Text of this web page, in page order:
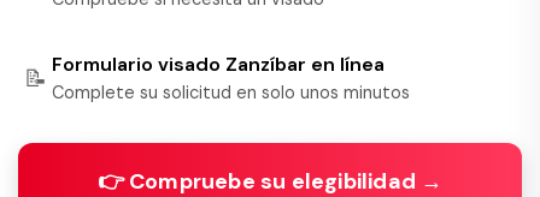
📝 Formulario visado Zanzíbar en línea
Complete su solicitud en solo unos minutos
👉 Compruebe su elegibilidad →